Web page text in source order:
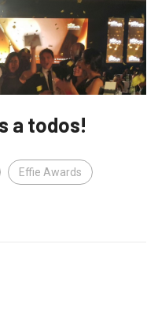
a todos!
Effie Awards